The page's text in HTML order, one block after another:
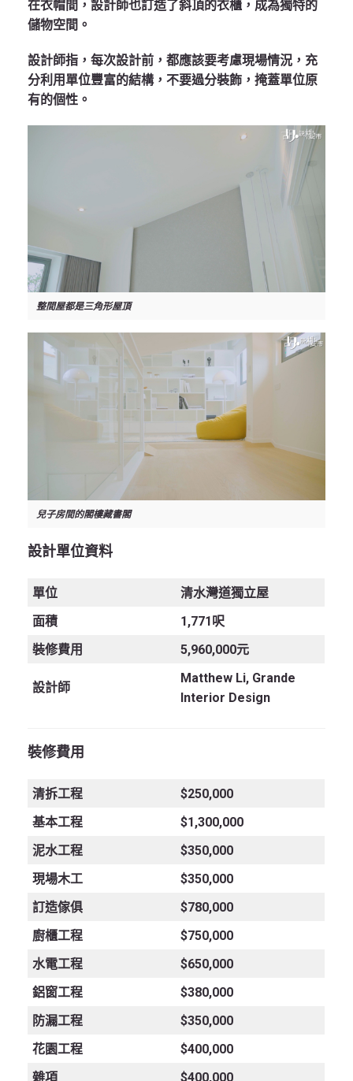
在衣帽間，設計師也訂造了斜頂的衣櫃，成為獨特的
儲物空間。
設計師指，每次設計前，都應該要考慮現場情況，充
分利用單位豐富的結構，不要過分裝飾，掩蓋單位原
有的個性。
整間屋都是三角形屋頂
兒子房間的閣樓藏書閣
設計單位資料
單位
清水灣道獨立屋
面積
1,771呎
裝修費用
5,960,000元
設計師
Matthew Li, Grande
Interior Design
裝修費用
清拆工程
$250,000
基本工程
$1,300,000
泥水工程
$350,000
現場木工
$350,000
訂造傢俱
$780,000
廚櫃工程
$750,000
水電工程
$650,000
鋁窗工程
$380,000
防漏工程
$350,000
花園工程
$400,000
雜項
$400,000